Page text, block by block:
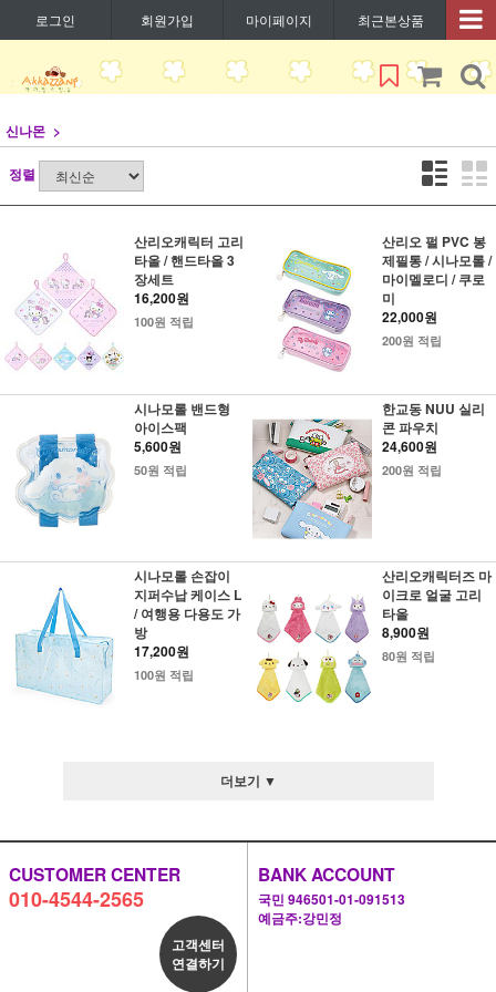
로그인 회원가입 마이페이지 최근본상품
신나몬
정렬
산리오캐릭터 고리
타올 / 핸드타올 3
장세트
16,200원
100원 적립
산리오 펄 PVC 봉
제필통 / 시나모롤 /
마이멜로디 / 쿠로
미
22,000원
200원 적립
시나모롤 밴드형
아이스팩
5,600원
50원 적립
한교동 NUU 실리
콘 파우치
24,600원
200원 적립
시나모롤 손잡이
지퍼수납 케이스 L
/ 여행용 다용도 가
방
17,200원
100원 적립
산리오캐릭터즈 마
이크로 얼굴 고리
타올
8,900원
80원 적립
더보기 ▼
CUSTOMER CENTER
010-4544-2565
고객센터
연결하기
BANK ACCOUNT
국민 946501-01-091513
예금주:강민정